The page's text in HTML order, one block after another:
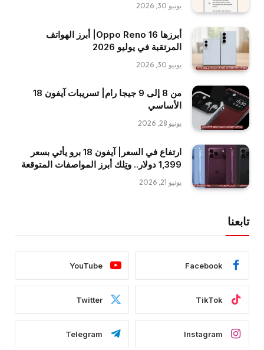
يونيو 30, 2026
أبرزها Oppo Reno 16| أبرز الهواتف
المرتقبة في يوليو 2026
يونيو 30, 2026
من 8 إلى 9 جيجا رام| تسريبات آيفون 18
الأساسي
يونيو 28, 2026
ارتفاع في السعر| آيفون 18 برو يأتي بسعر
1,399 دولار.. وتِلك أبرز المواصفات المتوقعة
يونيو 21, 2026
تابعنا
Facebook
YouTube
TikTok
Twitter
Instagram
Telegram